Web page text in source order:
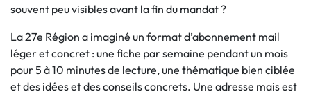
souvent peu visibles avant la fin du mandat ?
La 27e Région a imaginé un format d’abonnement mail
léger et concret : une fiche par semaine pendant un mois
pour 5 à 10 minutes de lecture, une thématique bien ciblée
et des idées et des conseils concrets. Une adresse mais est